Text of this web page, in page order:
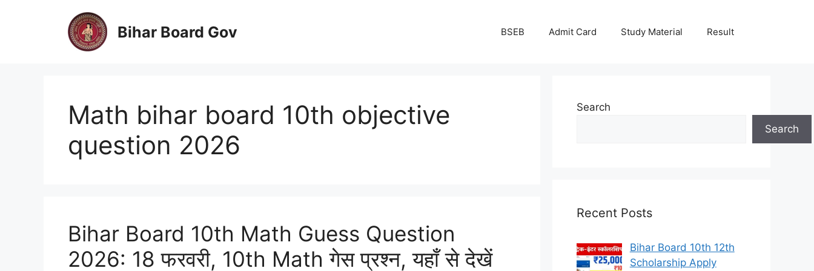
Bihar Board Gov BSEB Admit Card Study Material Result
Math bihar board 10th objective
question 2026
Bihar Board 10th Math Guess Question
2026: 18 फरवरी, 10th Math गेस प्रश्न, यहाँ से देखें
Search
Search
Recent Posts
Bihar Board 10th 12th
Scholarship Apply